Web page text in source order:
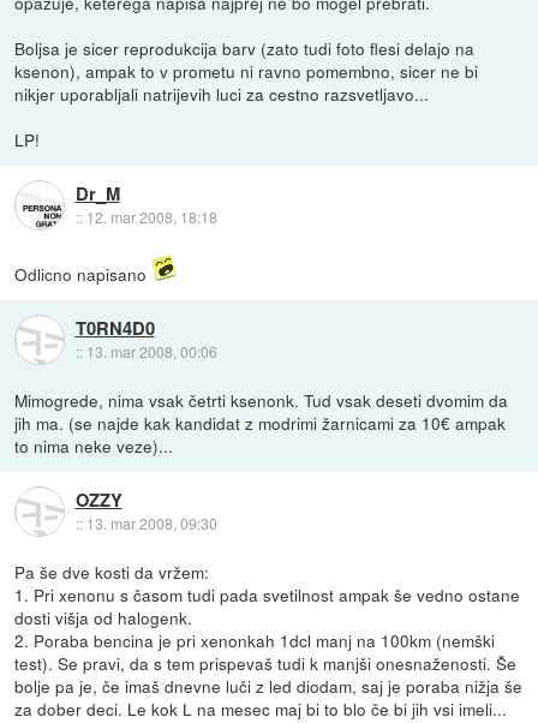
Boljsa je sicer reprodukcija barv (zato tudi foto flesi delajo na
ksenon), ampak to v prometu ni ravno pomembno, sicer ne bi
nikjer uporabljali natrijevih luci za cestno razsvetljavo...
LP!
Dr_M
:: 12. mar 2008, 18:18
Odlicno napisano
T0RN4D0
:: 13. mar 2008, 00:06
Mimogrede, nima vsak četrti ksenonk. Tud vsak deseti dvomim da
jih ma. (se najde kak kandidat z modrimi žarnicami za 10€ ampak
to nima neke veze)...
OZZY
:: 13. mar 2008, 09:30
Pa še dve kosti da vržem:
1. Pri xenonu s časom tudi pada svetilnost ampak še vedno ostane
dosti višja od halogenk.
2. Poraba bencina je pri xenonkah 1dcl manj na 100km (nemški
test). Se pravi, da s tem prispevaš tudi k manjši onesnaženosti. Še
bolje pa je, če imaš dnevne luči z led diodam, saj je poraba nižja še
za dober deci. Le kok L na mesec maj bi to blo če bi jih vsi imeli...